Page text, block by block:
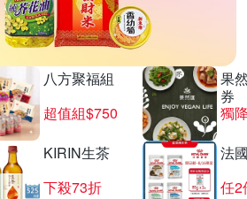
八方聚福組
超值組$750
果
券
獨
KIRIN生茶
下殺73折
法
任2